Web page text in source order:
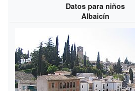
Datos para niños
Albaicín